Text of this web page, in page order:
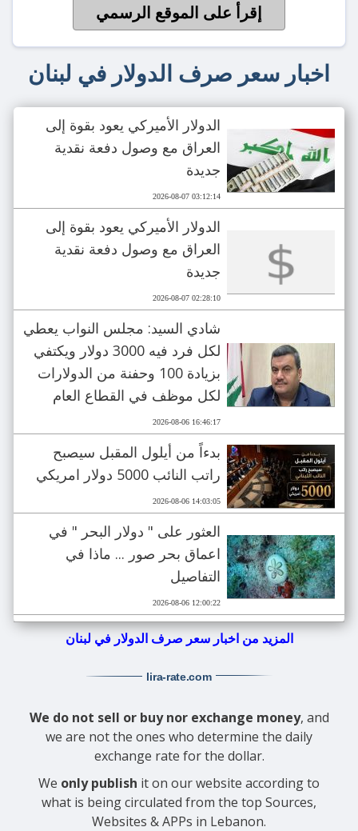
إقرأ على الموقع الرسمي
اخبار سعر صرف الدولار في لبنان
الدولار الأميركي يعود بقوة إلى
العراق مع وصول دفعة نقدية
جديدة
2026-08-07 03:12:14
الدولار الأميركي يعود بقوة إلى
العراق مع وصول دفعة نقدية
جديدة
2026-08-07 02:28:10
شادي السيد: مجلس النواب يعطي
لكل فرد فيه 3000 دولار ويكتفي
بزيادة 100 وحفنة من الدولارات
لكل موظف في القطاع العام
2026-08-06 16:46:17
بدءاً من أيلول المقبل سيصبح
راتب النائب 5000 دولار امريكي
2026-08-06 14:03:05
العثور على " دولار البحر " في
اعماق بحر صور ... ماذا في
التفاصيل
2026-08-06 12:00:22
المزيد من اخبار سعر صرف الدولار في لبنان
lira-rate.com
We do not sell or buy nor exchange money, and
we are not the ones who determine the daily
exchange rate for the dollar.
We only publish it on our website according to
what is being circulated from the top Sources,
Websites & APPs in Lebanon.